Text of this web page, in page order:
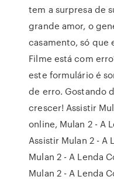
tem a surpresa de
grande amor, o
casamento, só que
Filme está com
este formulário é
de erro. Gostando
crescer! Assistir
online, Mulan 2 - A
Assistir Mulan 2 - A
Mulan 2 - A Lenda
Mulan 2 - A Lenda